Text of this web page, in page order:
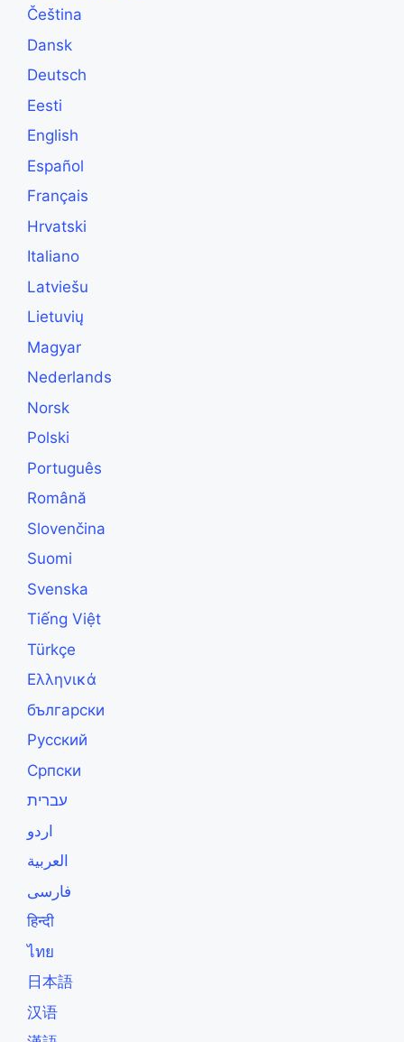
Čeština
Dansk
Deutsch
Eesti
English
Español
Français
Hrvatski
Italiano
Latviešu
Lietuvių
Magyar
Nederlands
Norsk
Polski
Português
Română
Slovenčina
Suomi
Svenska
Tiếng Việt
Türkçe
Ελληνικά
български
Русский
Српски
עברית
اردو
العربية
فارسی
हिन्दी
ไทย
日本語
汉语